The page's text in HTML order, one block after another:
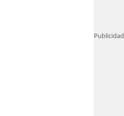
Publicidad